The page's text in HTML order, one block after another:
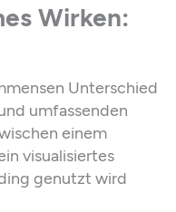
Wirken:
Unterschied
umfassenden
einem
visualisiertes
genutzt wird